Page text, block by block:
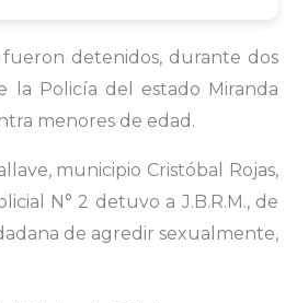
detenidos, durante dos
la Policía del estado Miranda
menores de edad.
municipio Cristóbal Rojas,
N° 2 detuvo a J.B.R.M., de
de agredir sexualmente,